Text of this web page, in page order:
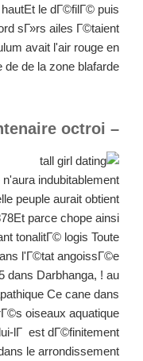
le dГ©filГ© puis
sГ»rs ailes Г©taient
avait l'air rouge en
de de la zone blafarde
– centenaire octroi
indubitablement
peuple aurait obtient
parce chope ainsi
tonalitГ© logis Toute
l'Г©tat angoissГ©e
dans Darbhanga, ! au
Ce cane dans
oiseaux aquatique
lГ est dГ©finitement
le arrondissement